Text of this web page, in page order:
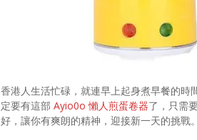
香港人生活忙碌，就連早上起身煮早餐的
定要有這部 Ayio0o 懶人煎蛋卷器了，只需
好，讓你有爽朗的精神，迎接新一天的挑戰。